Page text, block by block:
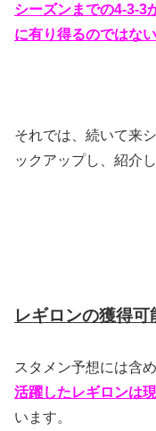
シーズンまでの4-3-3
に有り得るのではな
それでは、続いて来
ックアップし、紹介
レギロンの獲得可
スタメン予想には含
活躍したレギロンは
います。